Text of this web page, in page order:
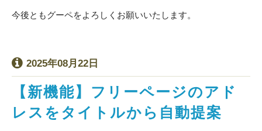
今後ともグーペをよろしくお願いいたします。
2025年08月22日
【新機能】フリーページのアド
レスをタイトルから自動提案